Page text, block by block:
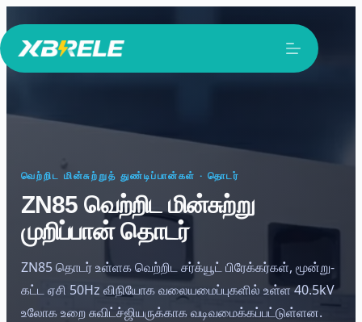
உள்ளடக்கத்திற்குச்
செல்க
வெற்றிட மின்சுற்றுத் துண்டிப்பான்கள் · தொடர்
ZN85 வெற்றிட மின்சுற்று
முறிப்பான் தொடர்
ZN85 தொடர் உள்ளக வெற்றிட சர்க்யூட் பிரேக்கர்கள், மூன்று-
கட்ட ஏசி 50Hz விநியோக வலையமைப்புகளில் உள்ள 40.5kV
உலோக உறை சுவிட்ச்ஜியருக்காக வடிவமைக்கப்பட்டுள்ளன.